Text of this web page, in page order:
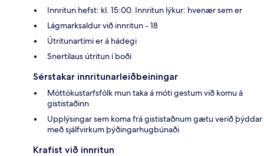
Innritun hefst: kl. 15:00. Innritun lýkur: hvenær sem er
Lágmarksaldur við innritun - 18
Útritunartími er á hádegi
Snertilaus útritun í boði
Sérstakar innritunarleiðbeiningar
Móttökustarfsfólk mun taka á móti gestum við komu á
gististaðinn
Upplýsingar sem koma frá gististaðnum gætu verið þýddar
með sjálfvirkum þýðingarhugbúnaði
Krafist við innritun